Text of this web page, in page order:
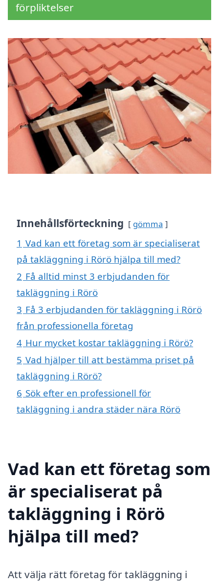
förpliktelser
Innehållsförteckning gömma
1 Vad kan ett företag som är specialiserat
på takläggning i Rörö hjälpa till med?
2 Få alltid minst 3 erbjudanden för
takläggning i Rörö
3 Få 3 erbjudanden för takläggning i Rörö
från professionella företag
4 Hur mycket kostar takläggning i Rörö?
5 Vad hjälper till att bestämma priset på
takläggning i Rörö?
6 Sök efter en professionell för
takläggning i andra städer nära Rörö
Vad kan ett företag som
är specialiserat på
takläggning i Rörö
hjälpa till med?
Att välja rätt företag för takläggning i